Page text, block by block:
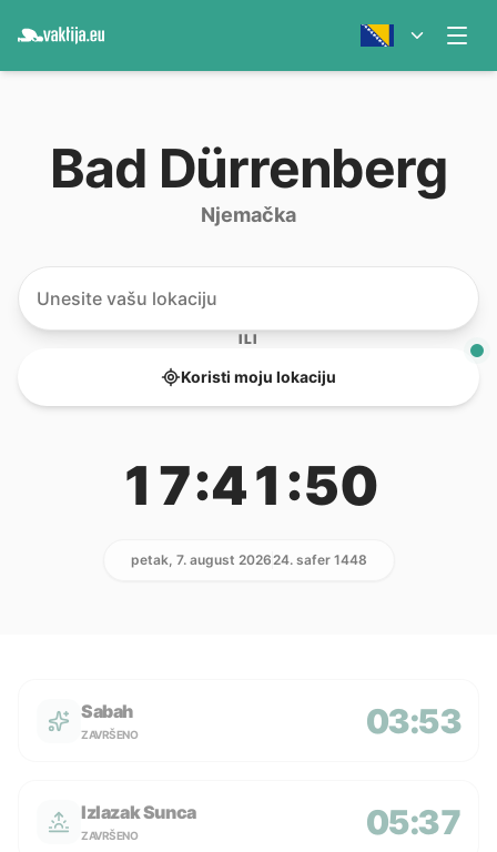
Bad Dürrenberg
Njemačka
ILI
Koristi moju lokaciju
17:41:50
petak, 7. august 202624. safer 1448
Sabah
ZAVRŠENO 03:53
Izlazak Sunca
ZAVRŠENO 05:37